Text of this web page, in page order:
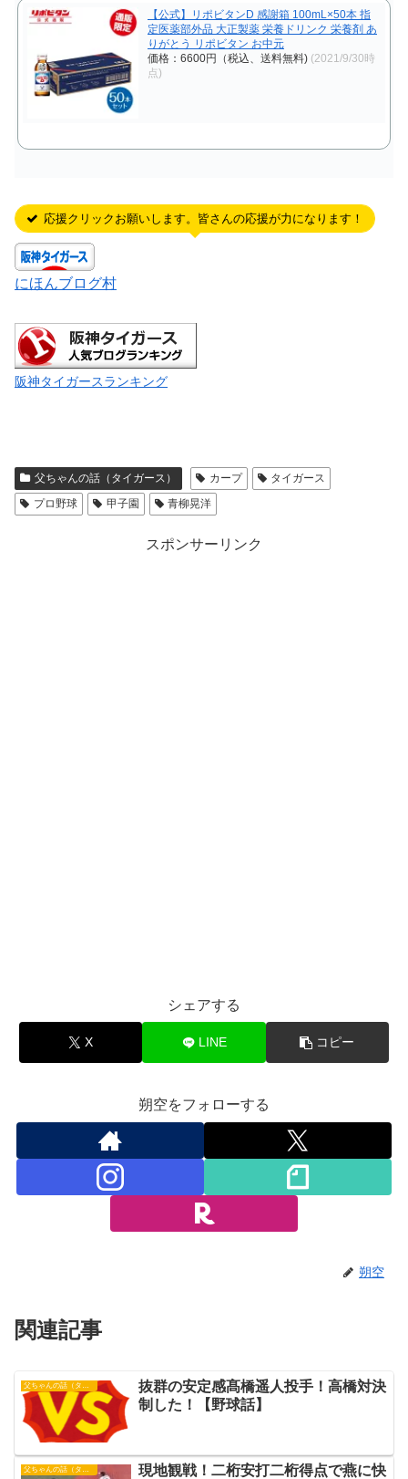
【公式】リポビタンD 感謝箱 100mL×50本 指
定医薬部外品 大正製薬 栄養ドリンク 栄養剤 あ
りがとう リポビタン お中元
価格：6600円（税込、送料無料) (2021/9/30時
点)
応援クリックお願いします。皆さんの応援が力になります！
にほんブログ村
阪神タイガースランキング
父ちゃんの話（タイガース） カープ
タイガース
プロ野球
甲子園 青柳晃洋
スポンサーリンク
シェアする
X LINE コピー
朔空をフォローする
朔空
関連記事
父ちゃんの話（タイガース）
抜群の安定感髙橋遥人投手！高橋対決
制した！【野球話】
現地観戦！二桁安打二桁得点で燕に快